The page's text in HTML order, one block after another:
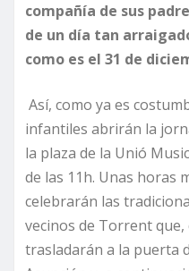
compañía de sus
de un día tan
como es el 31 de
Así, como ya es
infantiles abrirán la
la plaza de la Unió
de las 11h. Unas horas
celebrarán las
vecinos de Torrent
trasladarán a la puerta